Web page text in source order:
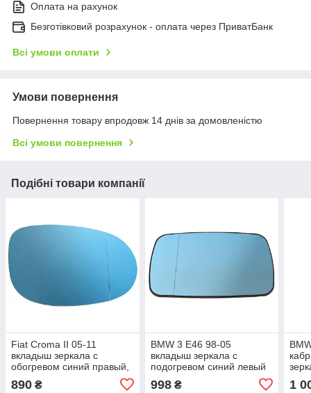
Оплата на рахунок
Безготівковий розрахунок - оплата через ПриватБанк
Всі умови оплати
Умови повернення
Повернення товару впродовж 14 днів за домовленістю
Всі умови повернення
Подібні товари компанії
Fiat Croma II 05-11
вкладыш зеркала с
обогревом синий правый,
890 ₴
BMW 3 E46 98-05
вкладыш зеркала с
подогревом синий левый
= правый, арт. DA-14162
998₴ 1